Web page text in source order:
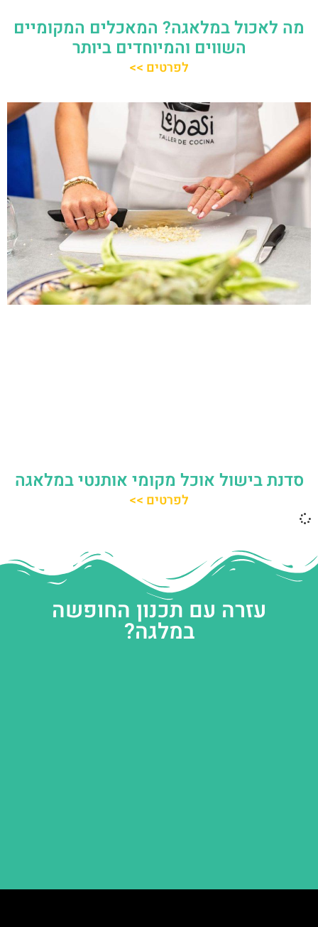
מה לאכול במלאגה? המאכלים המקומיים
השווים והמיוחדים ביותר
לפרטים >>
סדנת בישול אוכל מקומי אותנטי במלאגה
לפרטים >>
עזרה עם תכנון החופשה
במלגה?